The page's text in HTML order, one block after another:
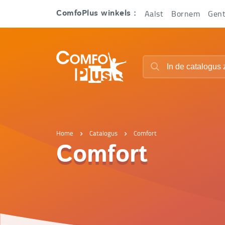
Home Catalogus Comfort
Comfort
ComfoPlus winkels : Aalst Bornem Gent
ComfoPlus
Homepagina
Zoeken
Zoeken